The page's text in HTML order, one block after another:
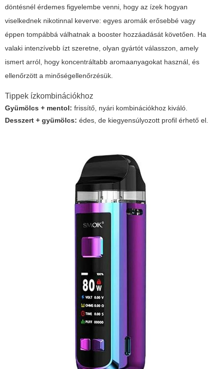
döntésnél érdemes figyelembe venni, hogy az ízek hogyan
viselkednek nikotinnal keverve: egyes aromák erősebbé vagy
éppen tompábbá válhatnak a booster hozzáadását követően. Ha
valaki intenzívebb ízt szeretne, olyan gyártót válasszon, amely
ismert arról, hogy koncentráltabb aromaanyagokat használ, és
ellenőrzött a minőségellenőrzésük.
Tippek ízkombinációkhoz
Gyümölcs + mentol: frissítő, nyári kombinációkhoz kiváló.
Desszert + gyümölcs: édes, de kiegyensúlyozott profil érhető el.